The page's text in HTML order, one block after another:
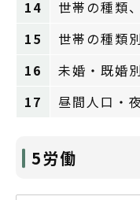
14
世帯の種類
15
世帯の種
16
未婚・既婚
17
昼間人口
5労働